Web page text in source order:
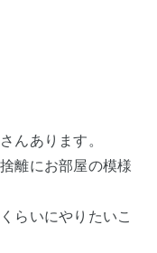
んあります。
離にお部屋の模様
らいにやりたいこ